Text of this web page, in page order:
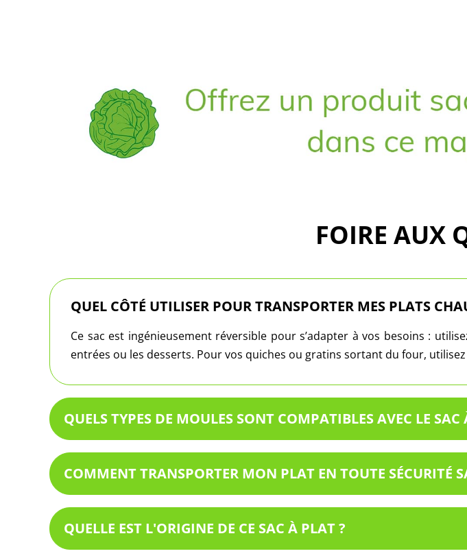
FOIRE AUX
QUEL CÔTÉ UTILISER POUR TRANSPORTER MES PLATS
Ce sac est ingénieusement réversible pour s’adapter à vos besoins :
entrées ou les desserts. Pour vos quiches ou gratins sortant du four,
QUELS TYPES DE MOULES SONT COMPATIBLES AVEC LE SAC
COMMENT TRANSPORTER MON PLAT EN TOUTE SÉCURITÉ
QUELLE EST L'ORIGINE DE CE SAC À PLAT ?